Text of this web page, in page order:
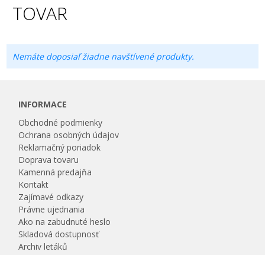
TOVAR
Nemáte doposiaľ žiadne navštívené produkty.
INFORMACE
Obchodné podmienky
Ochrana osobných údajov
Reklamačný poriadok
Doprava tovaru
Kamenná predajňa
Kontakt
Zajímavé odkazy
Právne ujednania
Ako na zabudnuté heslo
Skladová dostupnosť
Archiv letáků